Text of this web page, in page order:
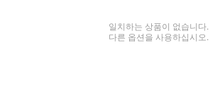
일치하는 상품이 없습니다.
다른 옵션을 사용하십시오.